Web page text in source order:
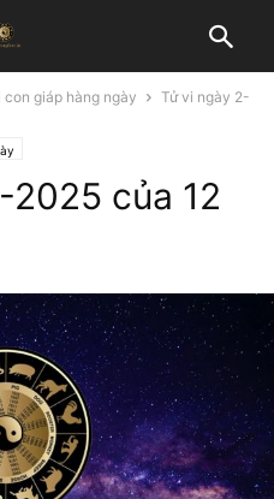
con giáp hàng ngày
Tử vi ngày 2-
của 12